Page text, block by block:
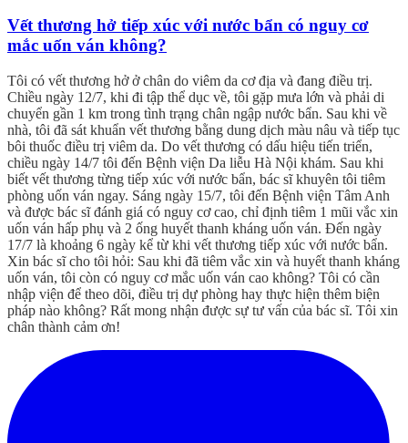
Vết thương hở tiếp xúc với nước bẩn có nguy cơ
mắc uốn ván không?
Tôi có vết thương hở ở chân do viêm da cơ địa và đang điều trị.
Chiều ngày 12/7, khi đi tập thể dục về, tôi gặp mưa lớn và phải di
chuyển gần 1 km trong tình trạng chân ngập nước bẩn. Sau khi về
nhà, tôi đã sát khuẩn vết thương bằng dung dịch màu nâu và tiếp tục
bôi thuốc điều trị viêm da. Do vết thương có dấu hiệu tiến triển,
chiều ngày 14/7 tôi đến Bệnh viện Da liễu Hà Nội khám. Sau khi
biết vết thương từng tiếp xúc với nước bẩn, bác sĩ khuyên tôi tiêm
phòng uốn ván ngay. Sáng ngày 15/7, tôi đến Bệnh viện Tâm Anh
và được bác sĩ đánh giá có nguy cơ cao, chỉ định tiêm 1 mũi vắc xin
uốn ván hấp phụ và 2 ống huyết thanh kháng uốn ván. Đến ngày
17/7 là khoảng 6 ngày kể từ khi vết thương tiếp xúc với nước bẩn.
Xin bác sĩ cho tôi hỏi: Sau khi đã tiêm vắc xin và huyết thanh kháng
uốn ván, tôi còn có nguy cơ mắc uốn ván cao không? Tôi có cần
nhập viện để theo dõi, điều trị dự phòng hay thực hiện thêm biện
pháp nào không? Rất mong nhận được sự tư vấn của bác sĩ. Tôi xin
chân thành cảm ơn!